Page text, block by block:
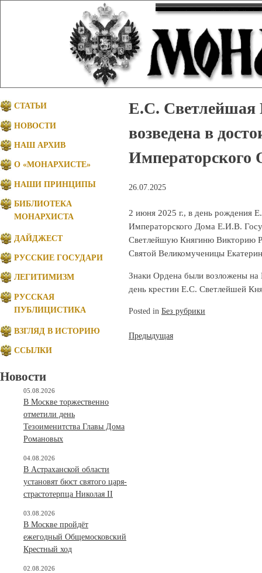
Е.С. Светлейшая
возведена в
Императорского
26.07.2025
2 июня 2025 г., в день рождения
Императорского Дома Е.И.В.
Светлейшую Княгиню Викторию
Святой Великомученицы
Знаки Ордена были возложены на
день крестин Е.С. Светлейшей
Posted in Без рубрики
Навигация
Предыдущая
СТАТЬИ
НОВОСТИ
НАШ АРХИВ
О «МОНАРХИСТЕ»
НАШИ ПРИНЦИПЫ
БИБЛИОТЕКА
МОНАРХИСТА
ДАЙДЖЕСТ
РУССКИЕ ГОСУДАРИ
ЛЕГИТИМИЗМ
РУССКАЯ
ПУБЛИЦИСТИКА
ВЗГЛЯД В ИСТОРИЮ
ССЫЛКИ
Новости
В Москве торжественно
отметили день
Тезоименитства Главы Дома
Романовых
05.08.2026
В Астраханской области
установят бюст святого царя-
страстотерпца Николая II
04.08.2026
В Москве пройдёт
ежегодный Общемосковский
Крестный ход
03.08.2026
02.08.2026